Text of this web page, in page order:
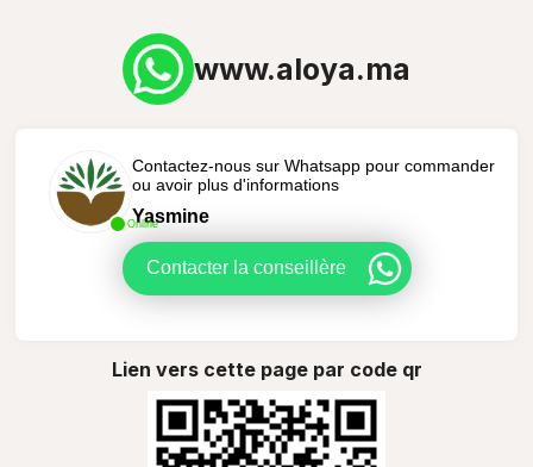
www.aloya.ma
Online
Contactez-nous sur Whatsapp pour commander
ou avoir plus d'informations
Yasmine
Contacter la conseillère
Lien vers cette page par code qr